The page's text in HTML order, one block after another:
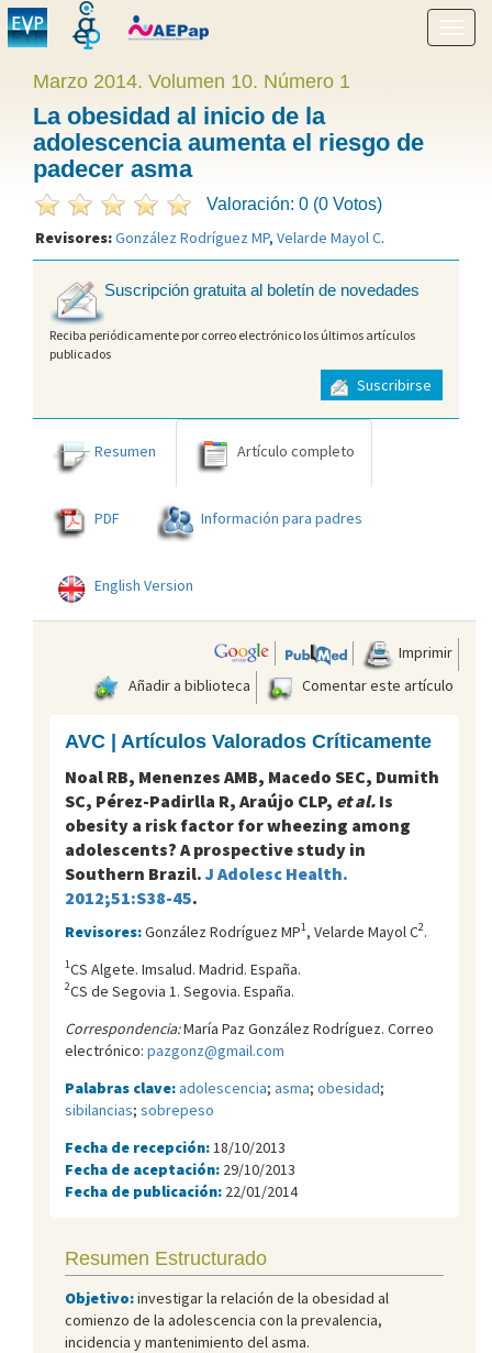
menú
Marzo 2014. Volumen 10. Número 1
La obesidad al inicio de la
adolescencia aumenta el riesgo de
padecer asma
Valoración: 0 (0 Votos)
Revisores:González Rodríguez MP, Velarde Mayol C.
Suscripción gratuita al boletín de novedades
Reciba periódicamente por correo electrónico los últimos artículos
publicados
Suscribirse
Resumen Artículo completo
PDF Información para padres
English Version
Imprimir
Añadir a biblioteca
Comentar este artículo
AVC | Artículos Valorados Críticamente
Noal RB, Menenzes AMB, Macedo SEC, Dumith
SC, Pérez-Padirlla R, Araújo CLP, et al. Is
obesity a risk factor for wheezing among
adolescents? A prospective study in
Southern Brazil. J Adolesc Health.
2012;51:S38-45.
Revisores:González Rodríguez MP1, Velarde Mayol C2.
1CS Algete. Imsalud. Madrid. España.
2CS de Segovia 1. Segovia. España.
Correspondencia:María Paz González Rodríguez. Correo
electrónico: pazgonz@gmail.com
Palabras clave:adolescencia; asma; obesidad;
sibilancias; sobrepeso
Fecha de recepción: 18/10/2013
Fecha de aceptación: 29/10/2013
Fecha de publicación: 22/01/2014
Resumen Estructurado
Objetivo:investigar la relación de la obesidad al
comienzo de la adolescencia con la prevalencia,
incidencia y mantenimiento del asma.